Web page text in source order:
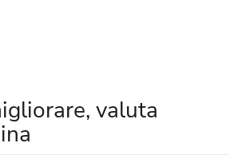
valuta